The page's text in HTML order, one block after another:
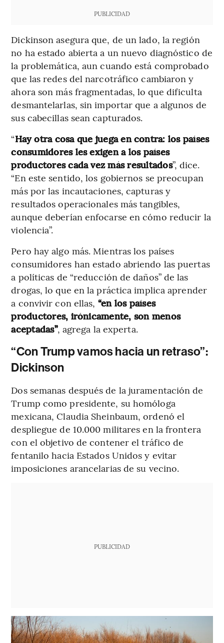
PUBLICIDAD
Dickinson asegura que, de un lado, la región
no ha estado abierta a un nuevo diagnóstico de
la problemática, aun cuando está comprobado
que las redes del narcotráfico cambiaron y
ahora son más fragmentadas, lo que dificulta
desmantelarlas, sin importar que a algunos de
sus cabecillas sean capturados.
“Hay otra cosa que juega en contra: los países
consumidores les exigen a los países
productores cada vez más resultados”, dice.
“En este sentido, los gobiernos se preocupan
más por las incautaciones, capturas y
resultados operacionales más tangibles,
aunque deberían enfocarse en cómo reducir la
violencia”.
Pero hay algo más. Mientras los países
consumidores han estado abriendo las puertas
a políticas de “reducción de daños” de las
drogas, lo que en la práctica implica aprender
a convivir con ellas, “en los países
productores, irónicamente, son menos
aceptadas”, agrega la experta.
“Con Trump vamos hacia un retraso”:
Dickinson
Dos semanas después de la juramentación de
Trump como presidente, su homóloga
mexicana, Claudia Sheinbaum, ordenó el
despliegue de 10.000 militares en la frontera
con el objetivo de contener el tráfico de
fentanilo hacia Estados Unidos y evitar
imposiciones arancelarias de su vecino.
PUBLICIDAD